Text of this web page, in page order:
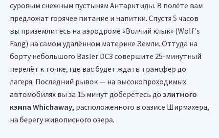
неприступные скалы, ледяные пещеры и гигантские
айсберги.
Программа включает:
экскурсию на самолёте вколонию императорских
пингвинов;
путешествие наЮжный полюс;
посещение научной станции «Амундсен-Скотт»;
дополнительные активности по желанию: альпинизм,
восхождение, посещение ледяных пещер и туннелей,
суровым снежным пустыням Антарктиды. В полёте вам
предложат горячее питание и напитки. Спустя 5 часов
вы приземлитесь на аэродроме «Волчий клык» (Wolf's
Fang) на самом удалённом материке Земли. Оттуда на
борту небольшого Basler DC3 совершите 25-минутный
перелёт к точке, где вас будет ждать трансфер до
лагеря. Последний рывок — на высокопроходимых
автомобилях вы за 15 минут доберётесь до элитного
кэмпа Whichaway, расположенного в оазисе Ширмахера,
на берегу живописного озера.